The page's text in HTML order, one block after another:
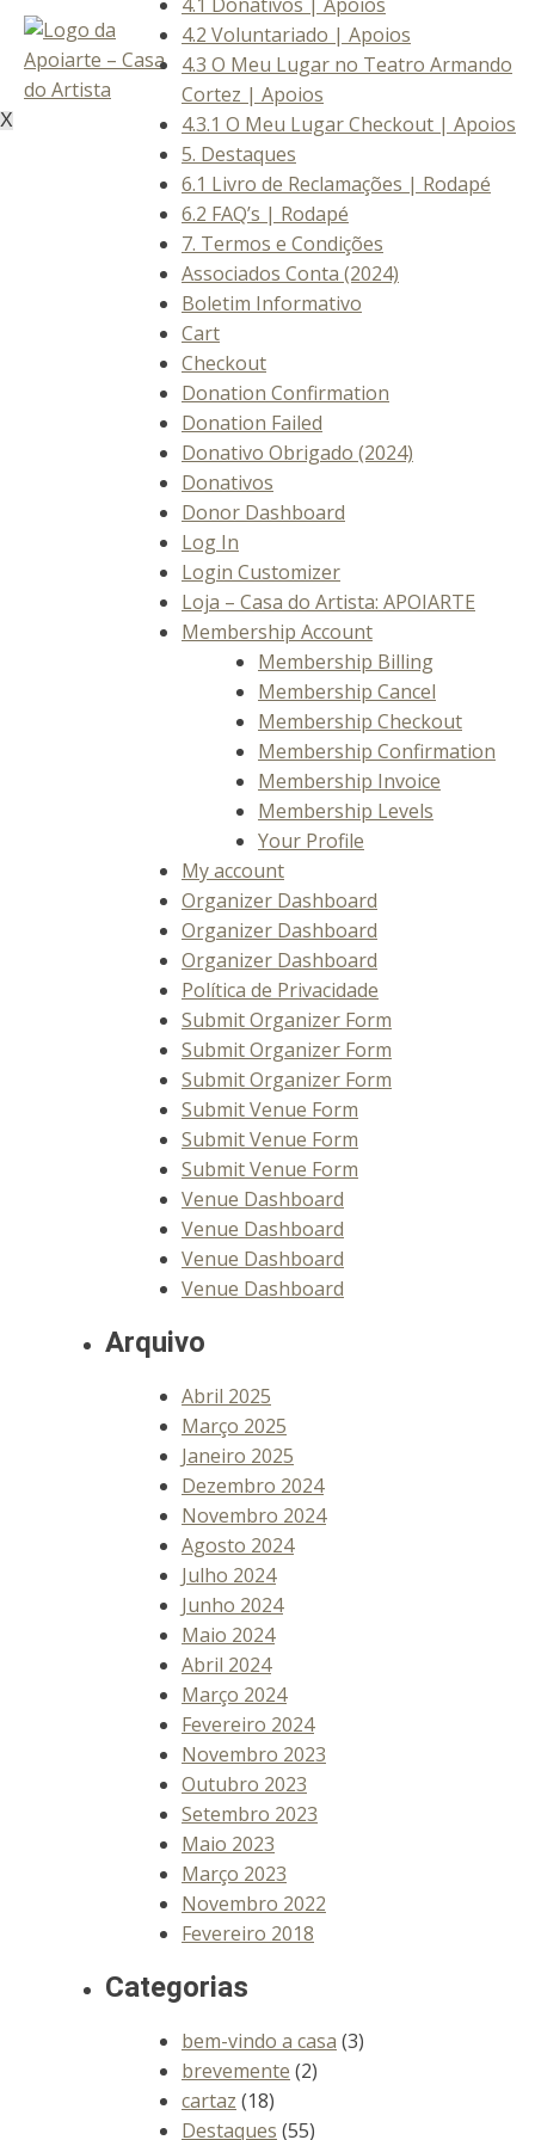
X
4.2 Voluntariado | Apoios
4.3 O Meu Lugar no Teatro Armando
Cortez | Apoios
4.3.1 O Meu Lugar Checkout | Apoios
5. Destaques
6.1 Livro de Reclamações | Rodapé
6.2 FAQ’s | Rodapé
7. Termos e Condições
Associados Conta (2024)
Boletim Informativo
Cart
Checkout
Donation Confirmation
Donation Failed
Donativo Obrigado (2024)
Donativos
Donor Dashboard
Log In
Login Customizer
Loja – Casa do Artista: APOIARTE
Membership Account
Membership Billing
Membership Cancel
Membership Checkout
Membership Confirmation
Membership Invoice
Membership Levels
Your Profile
My account
Organizer Dashboard
Organizer Dashboard
Organizer Dashboard
Política de Privacidade
Submit Organizer Form
Submit Organizer Form
Submit Organizer Form
Submit Venue Form
Submit Venue Form
Submit Venue Form
Venue Dashboard
Venue Dashboard
Venue Dashboard
Venue Dashboard
Arquivo
Abril 2025
Março 2025
Janeiro 2025
Dezembro 2024
Novembro 2024
Agosto 2024
Julho 2024
Junho 2024
Maio 2024
Abril 2024
Março 2024
Fevereiro 2024
Novembro 2023
Outubro 2023
Setembro 2023
Maio 2023
Março 2023
Novembro 2022
Fevereiro 2018
Categorias
bem-vindo a casa (3)
brevemente (2)
cartaz (18)
Destaques (55)